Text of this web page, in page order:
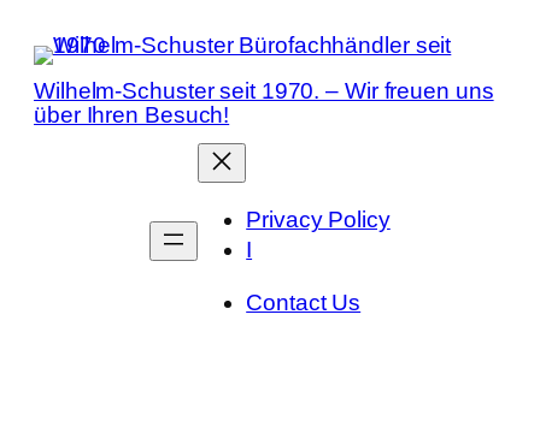
Inhalt
springen
Wilhelm-Schuster seit 1970. – Wir freuen uns
über Ihren Besuch!
Privacy Policy
I
Contact Us